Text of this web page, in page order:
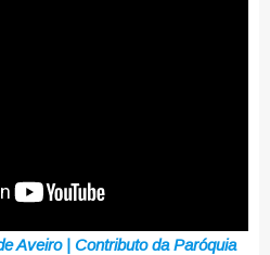
Aveiro | Contributo da Paróquia